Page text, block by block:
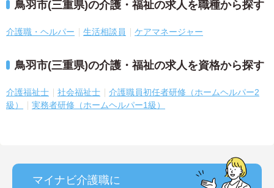
鳥羽市(三重県)の介護・福祉の求人を職種から探す
介護職・ヘルパー 生活相談員 ケアマネージャー
鳥羽市(三重県)の介護・福祉の求人を資格から探す
介護福祉士 社会福祉士
介護職員初任者研修（ホームヘルパー2
級）
実務者研修（ホームヘルパー1級）
マイナビ介護職に